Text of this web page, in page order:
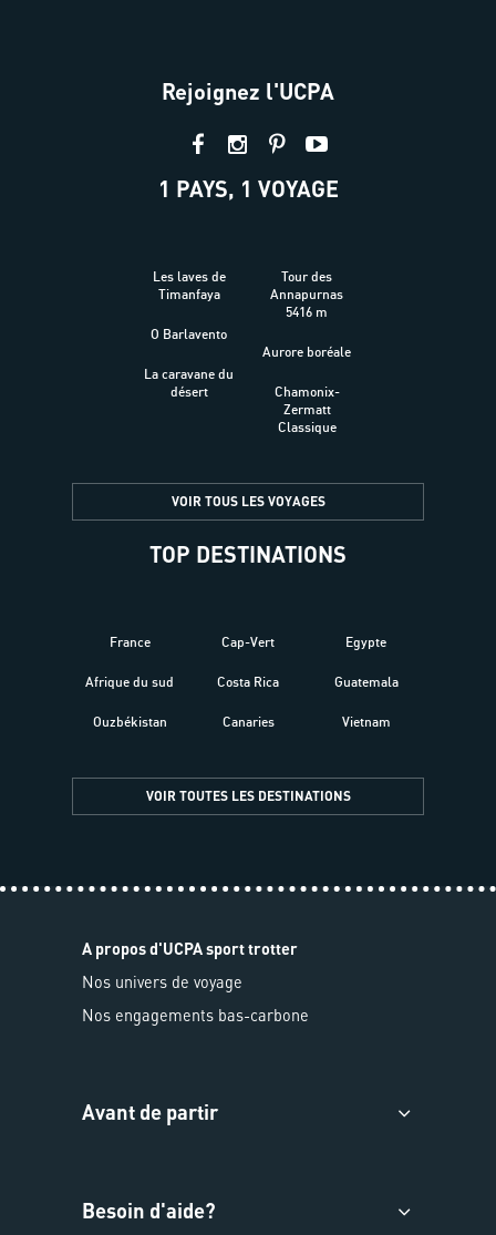
Rejoignez l'UCPA
1 PAYS, 1 VOYAGE
Les laves de
Timanfaya
O Barlavento
La caravane du
désert
Tour des
Annapurnas
5416 m
Aurore boréale
Chamonix-
Zermatt
Classique
VOIR TOUS LES VOYAGES
TOP DESTINATIONS
France
Afrique du sud
Ouzbékistan
Cap-Vert
Costa Rica
Canaries
Egypte
Guatemala
Vietnam
VOIR TOUTES LES DESTINATIONS
A propos d'UCPA sport trotter
Nos univers de voyage
Nos engagements bas-carbone
Avant de partir
Besoin d'aide?